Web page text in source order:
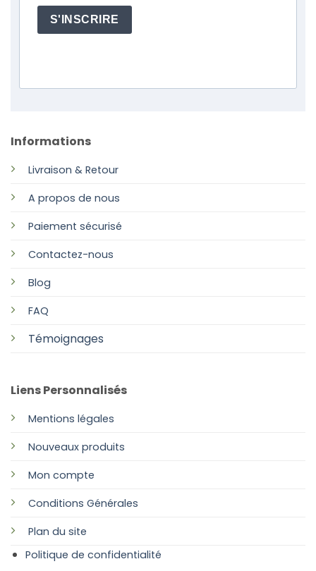
Informations
Livraison & Retour
A propos de nous
Paiement sécurisé
Contactez-nous
Blog
FAQ
Témoignages
Liens Personnalisés
Mentions légales
Nouveaux produits
Mon compte
Conditions Générales
Plan du site
Politique de confidentialité
S'INSCRIRE